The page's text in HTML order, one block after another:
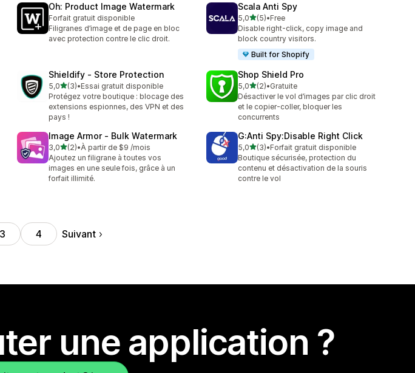
Oh: Product Image Watermark
Forfait gratuit disponible
Filigranes d’image et de page en bloc
avec protection contre le clic droit.
Scala Anti Spy
5,0étoile(s) sur 5
(5)
5 avis au total
•Free
Disable right-click, copy image and
block country visitors.
Built for Shopify
Shieldify ‑ Store Protection
5,0étoile(s) sur 5
(3)
3 avis au total
•Essai gratuit disponible
Protégez votre boutique : blocage des
extensions espionnes, des VPN et des
pays !
Shop Shield Pro
5,0étoile(s) sur 5
(2)
2 avis au total
•Gratuite
Désactiver le vol d’images par clic droit
et le copier-coller, bloquer les
concurrents
Image Armor ‑ Bulk Watermark
3,0étoile(s) sur 5
(2)
2 avis au total
•À partir de $9 /mois
Ajoutez un filigrane à toutes vos
images en une seule fois, grâce à un
forfait illimité.
G:Anti Spy:Disable Right Click
5,0étoile(s) sur 5
(3)
3 avis au total
•Forfait gratuit disponible
Boutique sécurisée, protection du
contenu et désactivation de la souris
contre le vol
3 4 Suivant
une application ?